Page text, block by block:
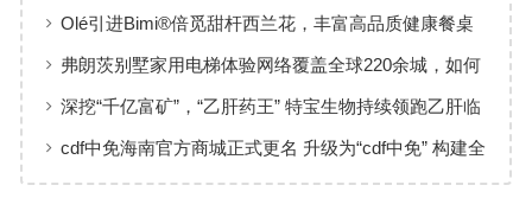
黄金赛道
Olé引进Bimi®倍觅甜杆西兰花，丰富高品质健康餐桌
新选择
弗朗茨别墅家用电梯体验网络覆盖全球220余城，如何
实现高效服务响应
深挖“千亿富矿”，“乙肝药王” 特宝生物持续领跑乙肝临
床治愈
cdf中免海南官方商城正式更名 升级为“cdf中免” 构建全